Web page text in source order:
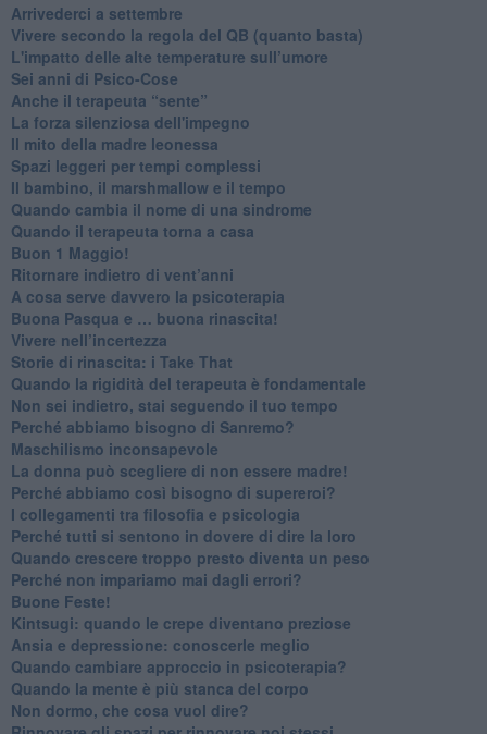
​Arrivederci a settembre
​Vivere secondo la regola del QB (quanto basta)
​L'impatto delle alte temperature sull’umore
Sei anni di Psico-Cose
​Anche il terapeuta “sente”
​La forza silenziosa dell'impegno
​Il mito della madre leonessa
Spazi leggeri per tempi complessi
Il bambino, il marshmallow e il tempo
​Quando cambia il nome di una sindrome
​Quando il terapeuta torna a casa
​Buon 1 Maggio!
Ritornare indietro di vent’anni
​A cosa serve davvero la psicoterapia
​Buona Pasqua e … buona rinascita!
​Vivere nell’incertezza
​Storie di rinascita: i Take That
​Quando la rigidità del terapeuta è fondamentale
​Non sei indietro, stai seguendo il tuo tempo
​Perché abbiamo bisogno di Sanremo?
​Maschilismo inconsapevole
​La donna può scegliere di non essere madre!
​Perché abbiamo così bisogno di supereroi?
​I collegamenti tra filosofia e psicologia
​Perché tutti si sentono in dovere di dire la loro
​Quando crescere troppo presto diventa un peso
​Perché non impariamo mai dagli errori?
​Buone Feste!
​Kintsugi: quando le crepe diventano preziose
Ansia e depressione: conoscerle meglio
Quando cambiare approccio in psicoterapia?
​Quando la mente è più stanca del corpo
Non dormo, che cosa vuol dire?